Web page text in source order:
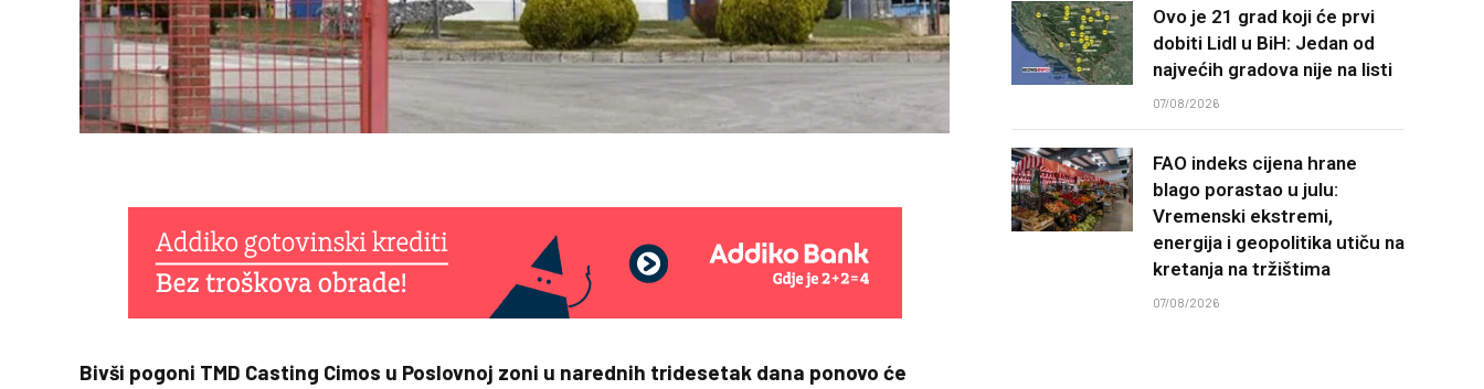
Bivši pogoni TMD Casting Cimos u Poslovnoj zoni u narednih tridesetak dana ponovo će
Ovo je 21 grad koji će prvi
dobiti Lidl u BiH: Jedan od
najvećih gradova nije na listi
07/08/2026
FAO indeks cijena hrane
blago porastao u julu:
Vremenski ekstremi,
energija i geopolitika utiču na
kretanja na tržištima
07/08/2026